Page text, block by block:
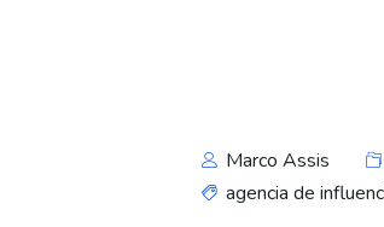
Marco Assis
agencia de